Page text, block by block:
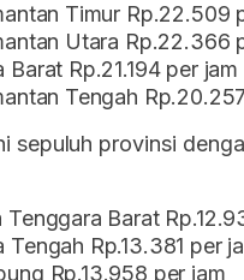
Timur Rp.22.509
Utara Rp.22.366
Barat Rp.21.194 per jam
Tengah
sepuluh provinsi
Tenggara Barat
Tengah Rp.13.381 per
Rp.13.958 per jam